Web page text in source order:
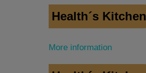
Health´s Kitchen
More information